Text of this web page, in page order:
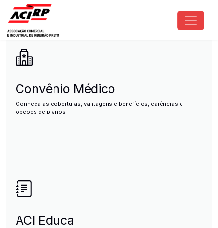
Pular para o conteúdo principal
ACIRP - Associação Comercial
Convênio Médico
Conheça as coberturas, vantagens e benefícios, carências e
opções de planos
ACI Educa